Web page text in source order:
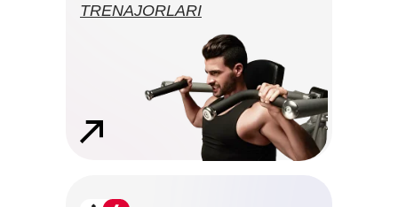
TRENAJORLARI